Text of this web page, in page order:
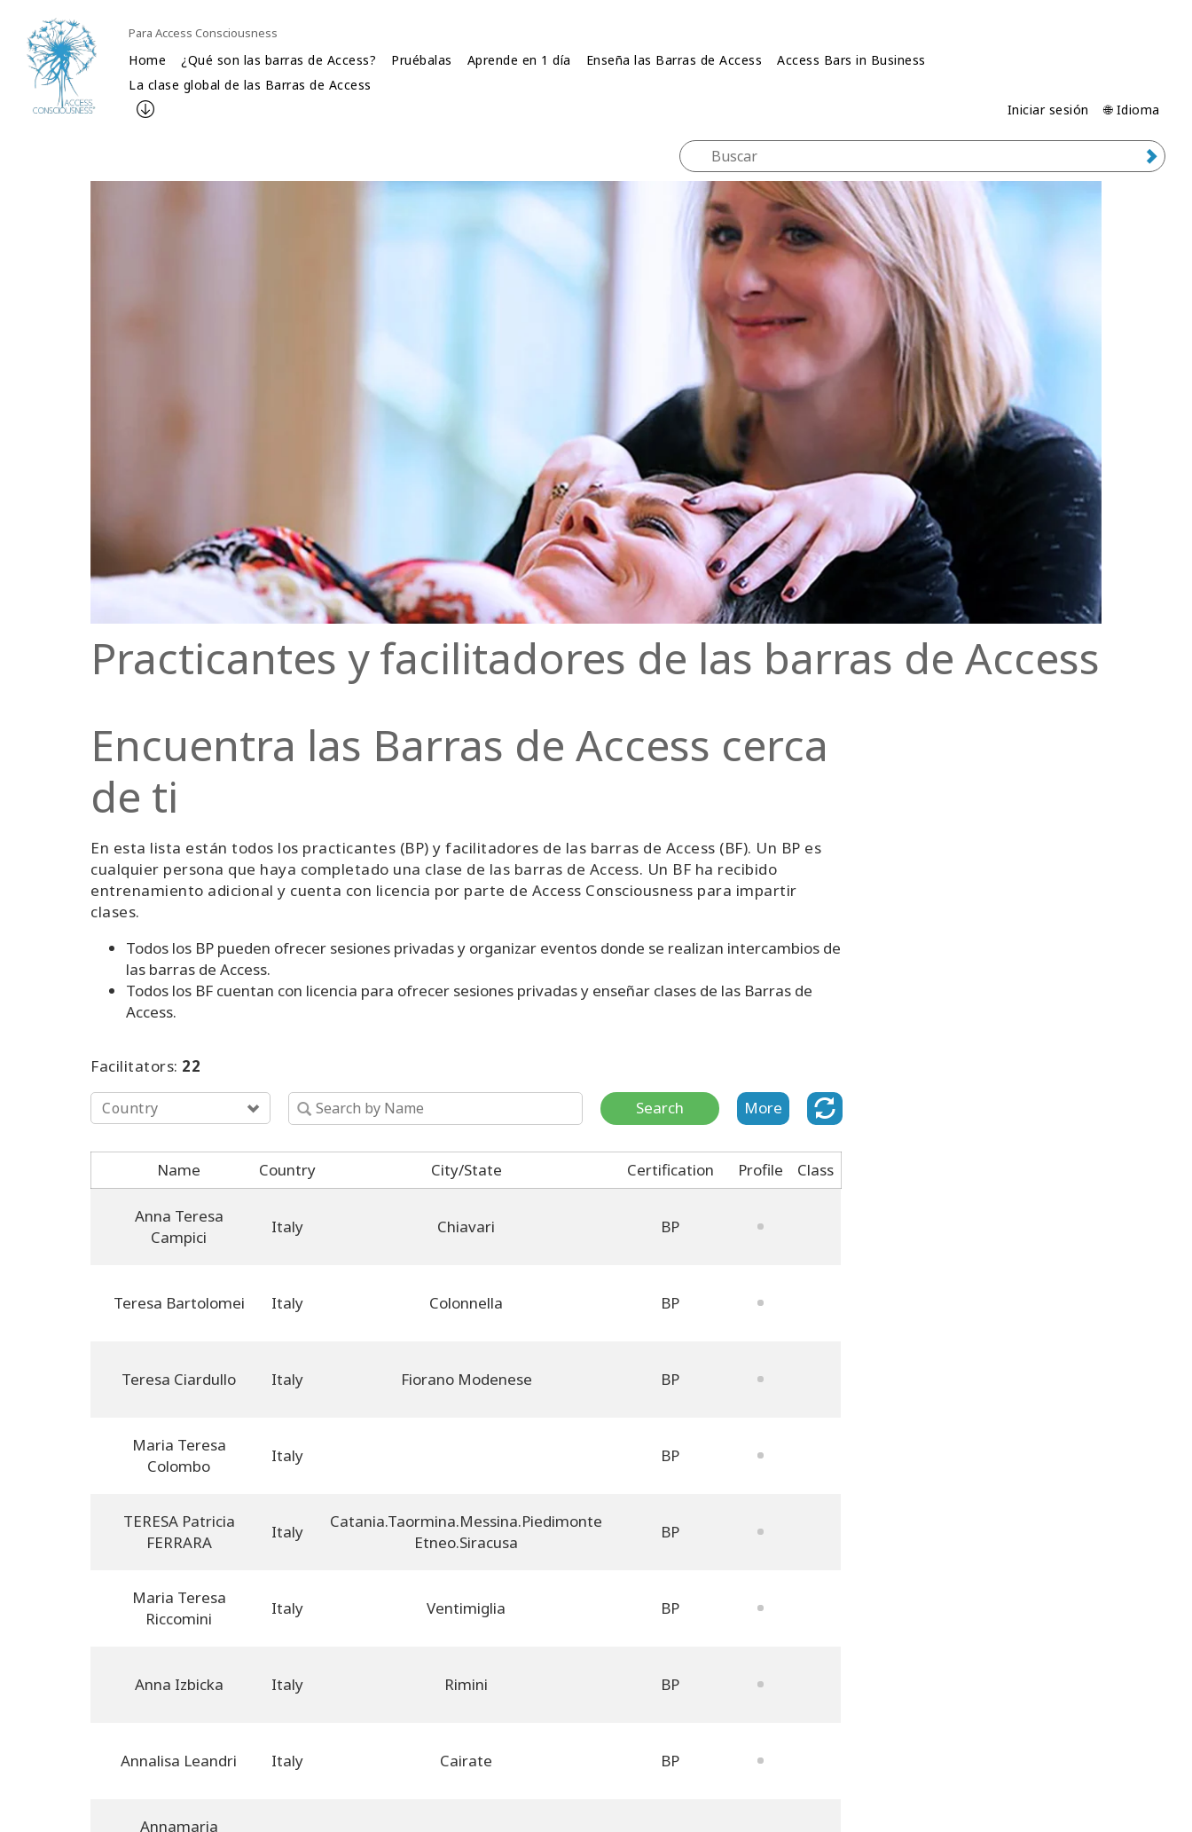
Para Access Consciousness
Home ¿Qué son las barras de Access? Pruébalas Aprende en 1 día Enseña las Barras de Access
Access Bars in Business
La clase global de las Barras de Access
Iniciar sesión
🌐 Idioma
Practicantes y facilitadores de las barras de Access
Encuentra las Barras de Access cerca
de ti
En esta lista están todos los practicantes (BP) y facilitadores de las barras de Access (BF). Un BP es
cualquier persona que haya completado una clase de las barras de Access. Un BF ha recibido
entrenamiento adicional y cuenta con licencia por parte de Access Consciousness para impartir
clases.
Todos los BP pueden ofrecer sesiones privadas y organizar eventos donde se realizan intercambios de
las barras de Access.
Todos los BF cuentan con licencia para ofrecer sesiones privadas y enseñar clases de las Barras de
Access.
Facilitators: 22
Country Search More
Name Country City/State Certification Profile Class
Anna Teresa
Campici
Italy Chiavari BP
Teresa Bartolomei Italy Colonnella BP
Teresa Ciardullo Italy Fiorano Modenese BP
Maria Teresa
Colombo
Italy BP
TERESA Patricia
FERRARA
Italy
Catania.Taormina.Messina.Piedimonte
Etneo.Siracusa
BP
Maria Teresa
Riccomini
Italy Ventimiglia BP
Anna Izbicka Italy Rimini BP
Annalisa Leandri Italy Cairate BP
Annamaria